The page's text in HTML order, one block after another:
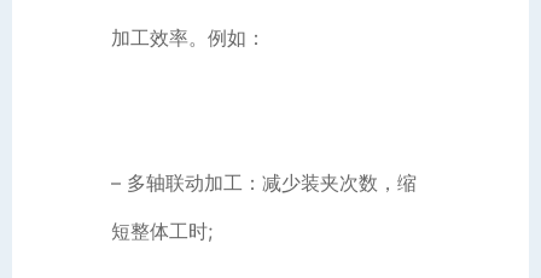
加工效率。例如：
– 多轴联动加工：减少装夹次数，缩
短整体工时;